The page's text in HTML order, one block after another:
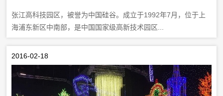
张江高科技园区，被誉为中国硅谷。成立于1992年7月，位于上
海浦东新区中南部，是中国国家级高新技术园区...
2016-02-18